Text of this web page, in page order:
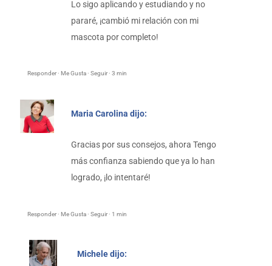
Lo sigo aplicando y estudiando y no
pararé, ¡cambió mi relación con mi
mascota por completo!
Responder · Me Gusta · Seguir · 3 min
Maria Carolina dijo:​
Gracias por sus consejos, ahora Tengo
más confianza sabiendo que ya lo han
logrado, ¡lo intentaré!
Responder · Me Gusta · Seguir · 1 min
Michele dijo: